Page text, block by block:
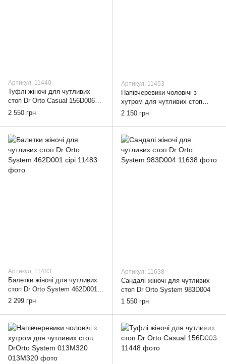
Артикул: 11440
Туфлі жіночі для чутливих
стоп Dr Orto Casual 156D006
чорні
2 550 грн
Артикул: 11453
Напівчеревики чоловічі з
хутром для чутливих стоп
DrOrto System 096M090
2 150 грн
Артикул: 11483
Балетки жіночі для чутливих
стоп Dr Orto System 462D001
сірі
2 299 грн
Артикул: 11638
Cандалі жіночі для чутливих
стоп Dr Orto System 983D004
1 550 грн